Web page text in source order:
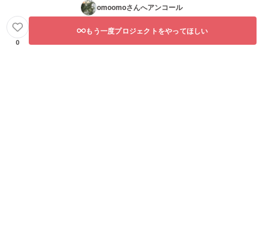
omoomoさんへアンコール
0
もう一度プロジェクトをやってほしい